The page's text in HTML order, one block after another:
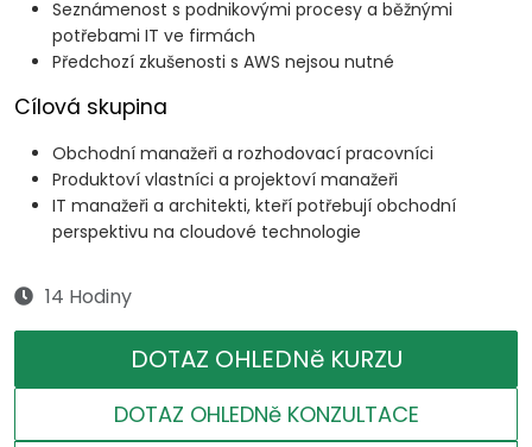
Seznámenost s podnikovými procesy a běžnými
potřebami IT ve firmách
Předchozí zkušenosti s AWS nejsou nutné
Cílová skupina
Obchodní manažeři a rozhodovací pracovníci
Produktoví vlastníci a projektoví manažeři
IT manažeři a architekti, kteří potřebují obchodní
perspektivu na cloudové technologie
14 Hodiny
DOTAZ OHLEDNě KURZU
DOTAZ OHLEDNě KONZULTACE